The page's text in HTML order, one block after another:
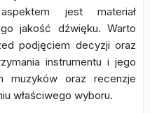
jest materiał
jakość dźwięku. Warto
podjęciem decyzji oraz
instrumentu i jego
muzyków oraz recenzje
właściwego wyboru.